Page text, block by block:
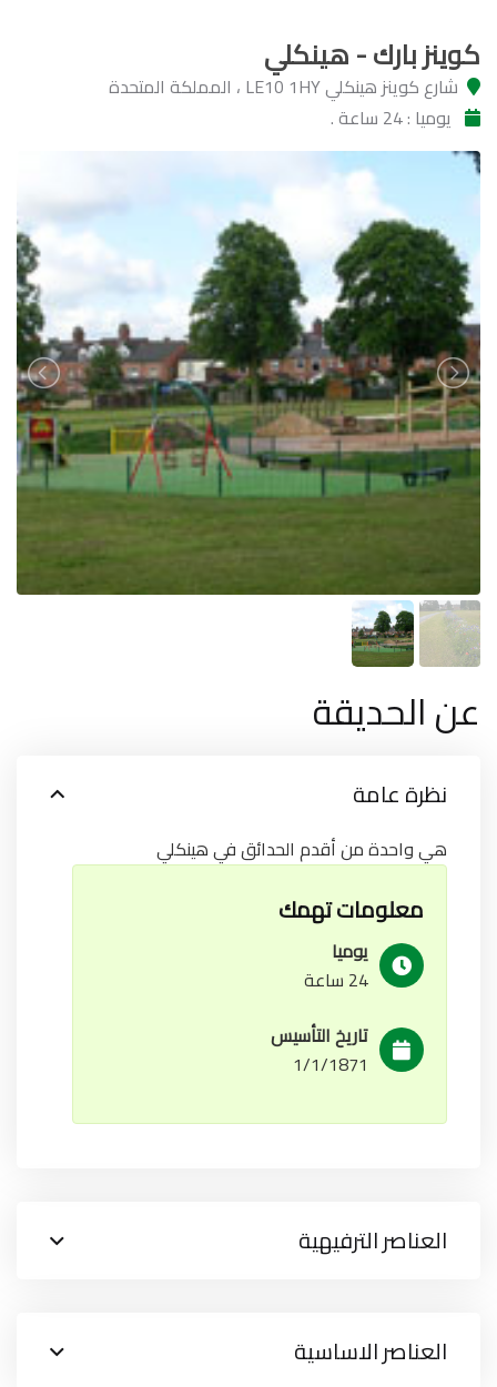
كوينز بارك - هينكلي
شارع كوينز هينكلي LE10 1HY ، المملكة المتحدة
يوميا : 24 ساعة .
عن الحديقة
نظرة عامة
هي واحدة من أقدم الحدائق في هينكلي
معلومات تهمك
يوميا
24 ساعة
تاريخ التأسيس
1/1/1871
العناصر الترفيهية
العناصر الاساسية